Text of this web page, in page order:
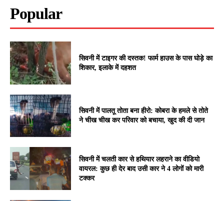
Popular
सिवनी में टाइगर की दस्तक! फार्म हाउस के पास घोड़े का
शिकार, इलाके में दहशत
सिवनी में पालतू तोता बना हीरो: कोबरा के हमले से तोते
ने चीख चीख कर परिवार को बचाया, खुद की दी जान
सिवनी में चलती कार से हथियार लहराने का वीडियो
वायरल: कुछ ही देर बाद उसी कार ने 4 लोगों को मारी
टक्कर